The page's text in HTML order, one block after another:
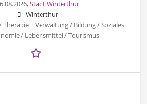
Stadt Winterthur
Winterthur
Therapie | Verwaltung / Bildung / Soziales
/ Lebensmittel / Tourismus